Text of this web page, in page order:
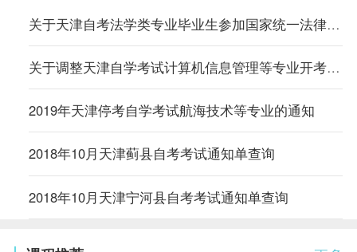
关于天津自考法学类专业毕业生参加国家统一法律职业资格考试有关规定的通知
关于调整天津自学考试计算机信息管理等专业开考方式的通知
2019年天津停考自学考试航海技术等专业的通知
2018年10月天津蓟县自考考试通知单查询
2018年10月天津宁河县自考考试通知单查询